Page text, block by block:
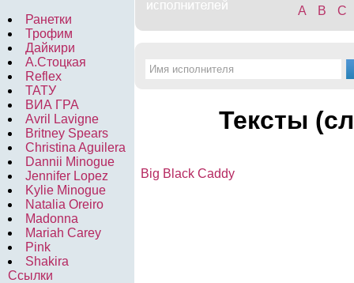
Ранетки
Трофим
Дайкири
А.Стоцкая
Reflex
ТАТУ
ВИА ГРА
Avril Lavigne
Britney Spears
Christina Aguilera
Dannii Minogue
Jennifer Lopez
Kylie Minogue
Natalia Oreiro
Madonna
Mariah Carey
Pink
Shakira
Ссылки
A
B C
Тексты
Big Black Caddy